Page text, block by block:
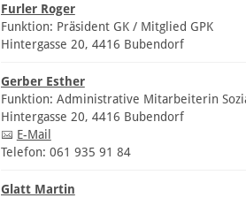
Furler Roger
Funktion: Präsident GK / Mitglied GPK
Hintergasse 20, 4416 Bubendorf
Gerber Esther
Funktion: Administrative Mitarbeiterin
Hintergasse 20, 4416 Bubendorf
E-Mail
Telefon: 061 935 91 84
Glatt Martin